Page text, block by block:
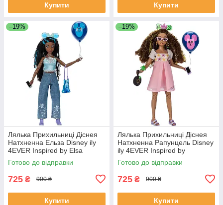
Купити Купити
–19%
Лялька Прихильниці Діснея
Натхненна Ельза Disney ily
4EVER Inspired by Elsa
Готово до відправки
725 ₴ 900 ₴
Купити
–19%
Лялька Прихильниці Діснея
Натхненна Рапунцель Disney
ily 4EVER Inspired by
Rapunzel
Готово до відправки
725 ₴ 900 ₴
Купити